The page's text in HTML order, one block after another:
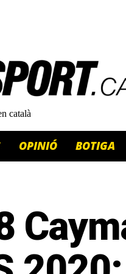
català
OPINIÓ BOTIGA